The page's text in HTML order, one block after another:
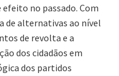
no passado. Com
de alternativas ao nível
de revolta e a
dos cidadãos em
dos partidos